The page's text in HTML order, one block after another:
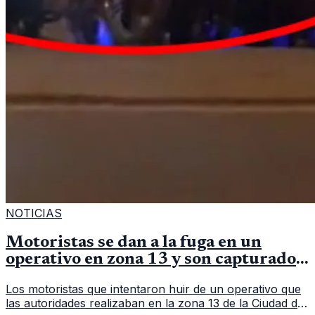
NOTICIAS
Motoristas se dan a la fuga en un
operativo en zona 13 y son capturados
Los motoristas que intentaron huir de un operativo que
las autoridades realizaban en la zona 13 de la Ciudad de